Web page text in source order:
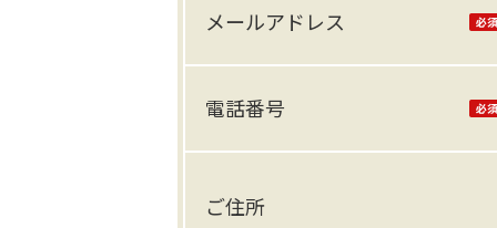
メールアドレス
電話番号
ご住所